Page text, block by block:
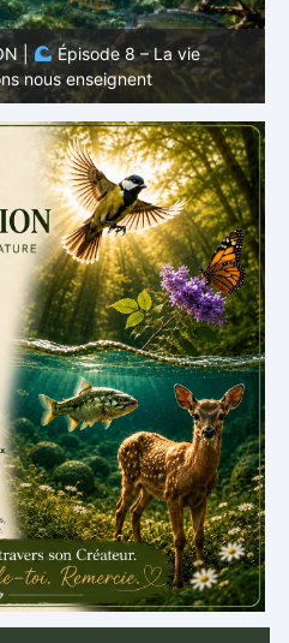
|
Épisode 7: La vie cachée
des poissons